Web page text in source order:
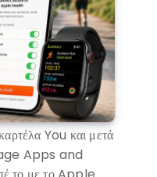
You και μετά
Apps and